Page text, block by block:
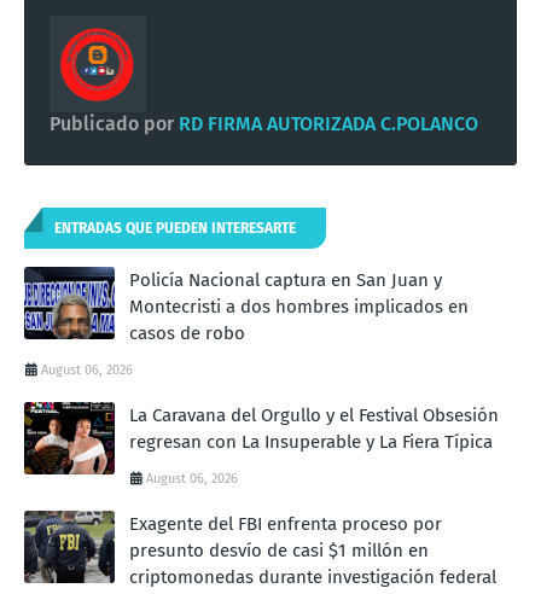
Publicado por RD FIRMA AUTORIZADA C.POLANCO
ENTRADAS QUE PUEDEN INTERESARTE
Policía Nacional captura en San Juan y
Montecristi a dos hombres implicados en
casos de robo
August 06, 2026
La Caravana del Orgullo y el Festival Obsesión
regresan con La Insuperable y La Fiera Típica
August 06, 2026
Exagente del FBI enfrenta proceso por
presunto desvío de casi $1 millón en
criptomonedas durante investigación federal